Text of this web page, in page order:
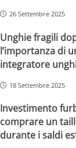
26 Settembre 2025
Unghie fragili
l’importanza di
integratore
18 Settembre 2025
Investimento
comprare un
durante i saldi